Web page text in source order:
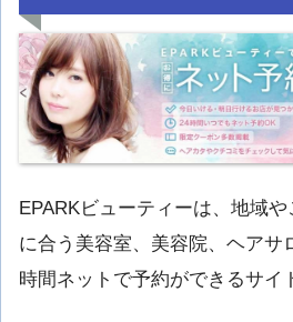
EPARKビューティーは、地域
に合う美容室、美容院、ヘアサ
時間ネットで予約ができるサイ